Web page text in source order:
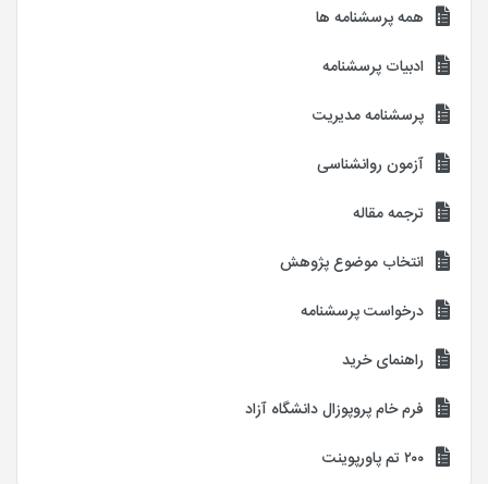
همه پرسشنامه ها
ادبیات پرسشنامه
پرسشنامه مدیریت
آزمون روانشناسی
ترجمه مقاله
انتخاب موضوع پژوهش
درخواست پرسشنامه
راهنمای خرید
فرم خام پروپوزال دانشگاه آزاد
۲۰۰ تم پاورپوینت